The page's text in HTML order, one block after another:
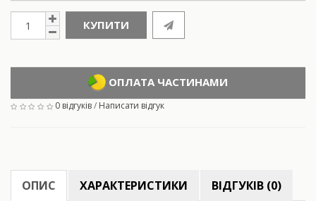
КУПИТИ
ОПЛАТА ЧАСТИНАМИ
0 відгуків/ Написати відгук
ОПИС ХАРАКТЕРИСТИКИ ВІДГУКІВ (0)